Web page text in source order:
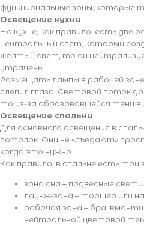
функциональные зоны, которые
Освещение кухни
На кухне, как правило, есть две
нейтральный свет, который
жёлтый свет, то он
утрачены.
Размещать лампы в рабочей
слепил глаза. Световой поток
то из-за образовавшейся тени
Освещение спальни
Для основного освещения в
потолок. Они не «съедают»
когда это нужно.
Как правило, в спальне есть
зона сна – подвесные
лаунж-зона – торшер или
рабочая зона – бра,
нейтральной цветовой